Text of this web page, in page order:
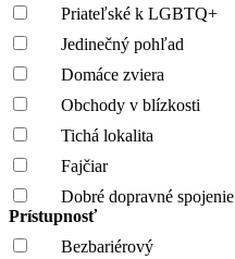
Priateľské k LGBTQ+
Jedinečný pohľad
Domáce zviera
Obchody v blízkosti
Tichá lokalita
Fajčiar
Dobré dopravné spojenie
Prístupnosť
Bezbariérový